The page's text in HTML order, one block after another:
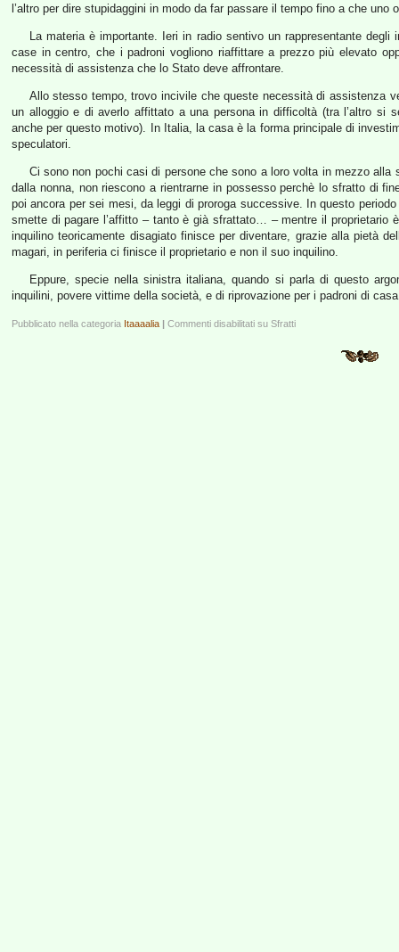
l’altro per dire stupidaggini in modo da far passare il tempo fino a che
La materia è importante. Ieri in radio sentivo un rappresentante
case in centro, che i padroni vogliono riaffittare a prezzo più elevato
necessità di assistenza che lo Stato deve affrontare.
Allo stesso tempo, trovo incivile che queste necessità di assistenza
un alloggio e di averlo affittato a una persona in difficoltà (tra l’altro si
anche per questo motivo). In Italia, la casa è la forma principale di
speculatori.
Ci sono non pochi casi di persone che sono a loro volta in mezzo alla
dalla nonna, non riescono a rientrarne in possesso perchè lo sfratto di
poi ancora per sei mesi, da leggi di proroga successive. In questo
smette di pagare l’affitto – tanto è già sfrattato… – mentre il proprietario
inquilino teoricamente disagiato finisce per diventare, grazie alla pietà
magari, in periferia ci finisce il proprietario e non il suo inquilino.
Eppure, specie nella sinistra italiana, quando si parla di questo
inquilini, povere vittime della società, e di riprovazione per i padroni di
Pubblicato nella categoria Itaaaalia | Commenti disabilitati su Sfratti